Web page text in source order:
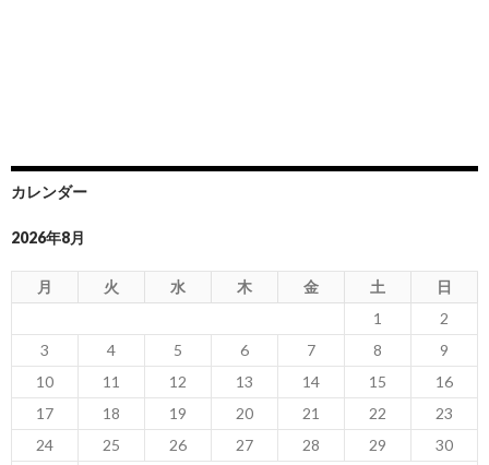
カレンダー
2026年8月
月 火 水 木 金 土
日
1
2
3
4 5 6 7 8
9
10
11 12 13 14 15
16
17
18 19 20 21 22
23
24
25 26 27 28 29
30